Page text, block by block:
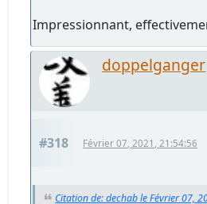
Impressionnant,
doppelganger
#318 Février 07, 2021, 21:54:56
Citation de: dechab le Février 07,